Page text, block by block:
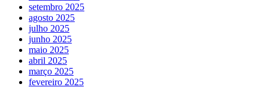
setembro 2025
agosto 2025
julho 2025
junho 2025
maio 2025
abril 2025
março 2025
fevereiro 2025